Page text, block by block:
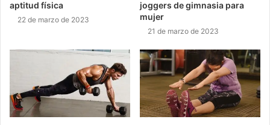
aptitud física
22 de marzo de 2023
joggers de gimnasia para
mujer
21 de marzo de 2023